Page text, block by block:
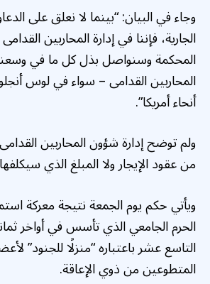
وجاء في البيان: “بينما لا نعلق على
الجارية، فإننا في إدارة المحاربين
المحكمة وسنواصل بذل كل ما في
المحاربين القدامى – سواء في لوس
أنحاء أمريكا”.
ولم توضح إدارة شؤون المحاربين
من عقود الإيجار ولا المبلغ الذي
ويأتي حكم يوم الجمعة نتيجة معركة
الحرم الجامعي الذي تأسس في أواخر
التاسع عشر باعتباره “منزلًا للجنود”
المتطوعين من ذوي الإعاقة.